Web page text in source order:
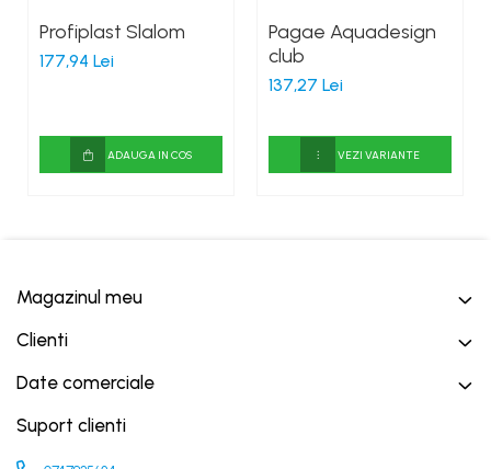
Profiplast Slalom
177,94 Lei
ADAUGA IN COS
Pagae Aquadesign
club
137,27 Lei
VEZI VARIANTE
Magazinul meu
Clienti
Date comerciale
Suport clienti